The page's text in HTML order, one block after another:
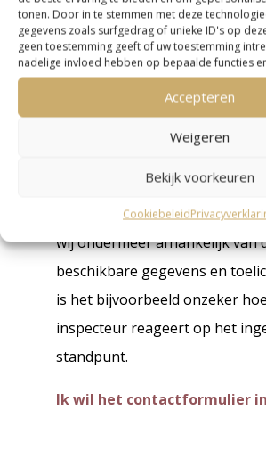
tonen. Door in te stemmen met deze
gegevens zoals surfgedrag of unieke ID's op
geen toestemming geeft of uw toestemming
nadelige invloed hebben op bepaalde functies
Accepteren
Weigeren
Bekijk voorkeuren
Cookiebeleid
adviesvoorstel gemaakt met
onderdelen waar u
heeft.
Er kan hierna zo nodig een
online of op kantoor ingepland
Wij werken niet met een
omdat iedere situatie uniek is.
wij ondermeer afhankelijk van
beschikbare gegevens en
is het bijvoorbeeld onzeker
inspecteur reageert op het
standpunt.
Ik wil het contactformulier